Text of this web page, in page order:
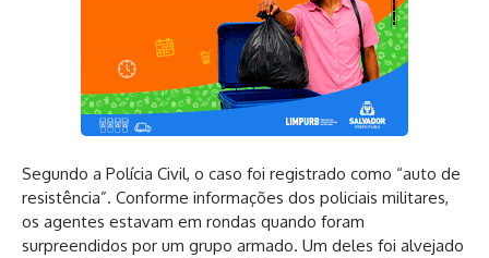
Segundo a Polícia Civil, o caso foi registrado como “auto de
resistência”. Conforme informações dos policiais militares,
os agentes estavam em rondas quando foram
surpreendidos por um grupo armado. Um deles foi alvejado